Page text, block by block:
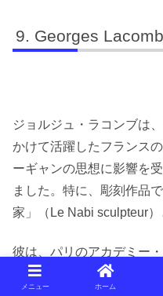
Georges
ジョルジュ・ラコンブは
かけて活躍したフランス
ーギャンの思想に影響を
ました。特に、彫刻作品
家」（Le Nabi sculpteur）
彼は、パリのアカデミー
1892年にエミール・ベル
メニュー ホーム